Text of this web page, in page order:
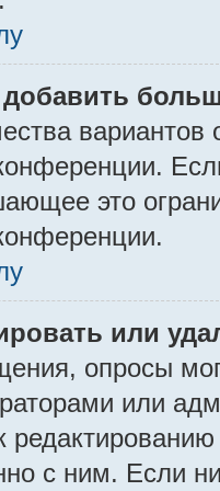
вариантов
это
или
опросы
или
с ним. Если